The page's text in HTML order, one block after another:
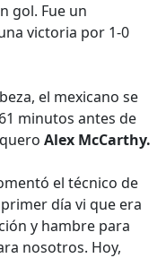
gol. Fue un
victoria por 1-0
el mexicano se
minutos antes de
Alex McCarthy.
el técnico de
día vi que era
y hambre para
nosotros. Hoy,